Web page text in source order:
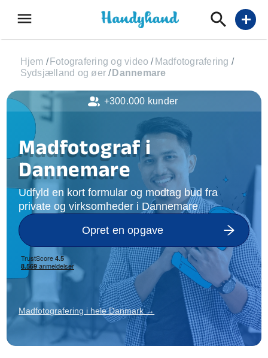
menu add
Hjem / Fotografering og video / Madfotografering /
Sydsjælland og øer / Dannemare
Madfotograf i
Dannemare
Udfyld en kort formular og modtag bud fra
private og virksomheder i Dannemare
Opret en opgave
Madfotografering i hele Danmark →
+300.000 kunder